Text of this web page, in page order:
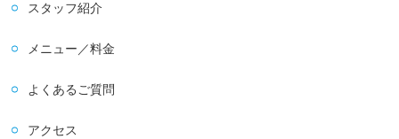
スタッフ紹介
メニュー／料金
よくあるご質問
アクセス